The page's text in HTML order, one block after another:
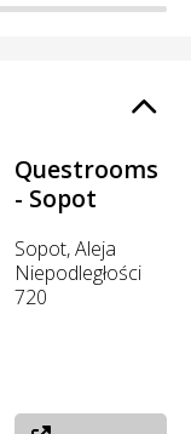
Questrooms
- Sopot
Sopot, Aleja
Niepodległości
720